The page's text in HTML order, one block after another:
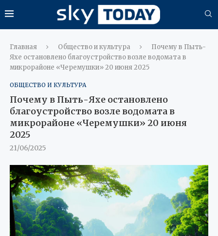
Главная Общество и культура
Почему в Пыть-
Яхе остановлено благоустройство возле водомата в
микрорайоне «Черемушки» 20 июня 2025
ОБЩЕСТВО И КУЛЬТУРА
Почему в Пыть-Яхе остановлено
благоустройство возле водомата в
микрорайоне «Черемушки» 20 июня
2025
21/06/2025